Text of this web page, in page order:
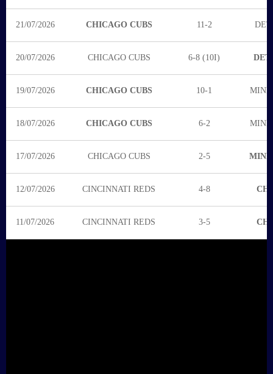
21/07/2026 CHICAGO CUBS 11-2
20/07/2026 CHICAGO CUBS 6-8 (10I)
19/07/2026 CHICAGO CUBS 10-1
18/07/2026 CHICAGO CUBS 6-2
17/07/2026 CHICAGO CUBS 2-5
12/07/2026 CINCINNATI REDS 4-8
11/07/2026 CINCINNATI REDS 3-5